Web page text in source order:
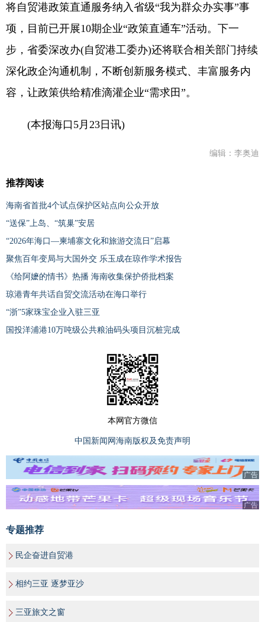
将自贸港政策直通服务纳入省级“我为群众办实事”事
项，目前已开展10期企业“政策直通车”活动。下一
步，省委深改办(自贸港工委办)还将联合相关部门持续
深化政企沟通机制，不断创新服务模式、丰富服务内
容，让政策供给精准滴灌企业“需求田”。
(本报海口5月23日讯)
编辑：李奥迪
推荐阅读
海南省首批4个试点保护区站点向公众开放
“送保”上岛、“筑巢”安居
“2026年海口—柬埔寨文化和旅游交流日”启幕
聚焦百年变局与大国外交 乐玉成在琼作学术报告
《给阿嬷的情书》热播 海南收集保护侨批档案
琼港青年共话自贸交流活动在海口举行
“浙”5家珠宝企业入驻三亚
国投洋浦港10万吨级公共粮油码头项目沉桩完成
本网官方微信
中国新闻网海南版权及免责声明
广告
广告
专题推荐
民企奋进自贸港
相约三亚 逐梦亚沙
三亚旅文之窗